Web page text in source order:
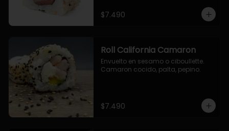
$7.490
Roll California Camaron
Envuelto en sesamo o ciboullette.
Camaron cocido, palta, pepino.
$7.490